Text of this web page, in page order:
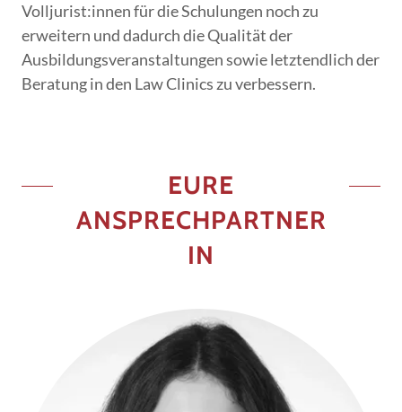
Volljurist:innen für die Schulungen noch zu
erweitern und dadurch die Qualität der
Ausbildungsveranstaltungen sowie letztendlich der
Beratung in den Law Clinics zu verbessern.
EURE
ANSPRECHPARTNER
IN